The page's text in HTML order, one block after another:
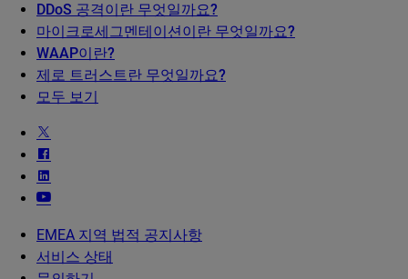
DDoS 공격이란 무엇일까요?
마이크로세그멘테이션이란 무엇일까요?
WAAP이란?
제로 트러스트란 무엇일까요?
모두 보기
EMEA 지역 법적 공지사항
서비스 상태